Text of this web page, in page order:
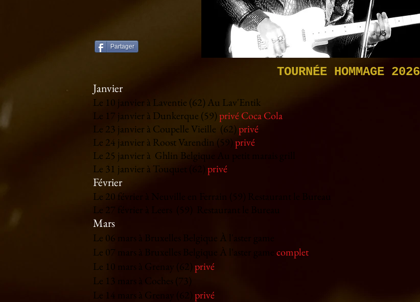
Partager
TOURNÉE HOMMAGE 2026
Janvier
Le 10 janvier à Laventie (62) Au Lav'Entik
Le 17 janvier à Dunkerque (59)privé Coca Cola
Le 23 janvier à Coupelle Vieille (62)privé
Le 24 janvier à Roost Varendin (59)privé
Le 25 janvier à Ghlin Belgique Au petit marais grill
Le 31 janvier à Touquet (62)privé
Février
Le 20 février à Neuville en Ferrain (59) Restaurant le Bureau
Le 27 février à Leers (59) Restaurant le Bureau
Mars
Le 06 mars à Bruxelles Belgique À l'aster game
Le 07 mars à Bruxelles Belgique À l'aster game complet
Le 10 mars à Grenay (62)privé
Le 13 mars à Coches (73)
Le 14 mars à Grenay (62)privé